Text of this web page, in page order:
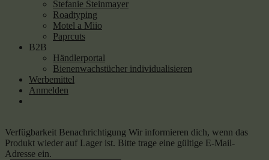
Stefanie Steinmayer
Roadtyping
Motel a Miio
Paprcuts
B2B
Händlerportal
Bienenwachstücher individualisieren
Werbemittel
Anmelden
Verfügbarkeit Benachrichtigung Wir informieren dich, wenn das
Produkt wieder auf Lager ist. Bitte trage eine gültige E-Mail-
Adresse ein.